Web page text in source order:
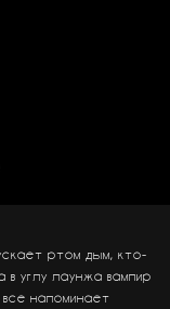
ртом дым, кто-
в углу лаунжа вампир
напоминает